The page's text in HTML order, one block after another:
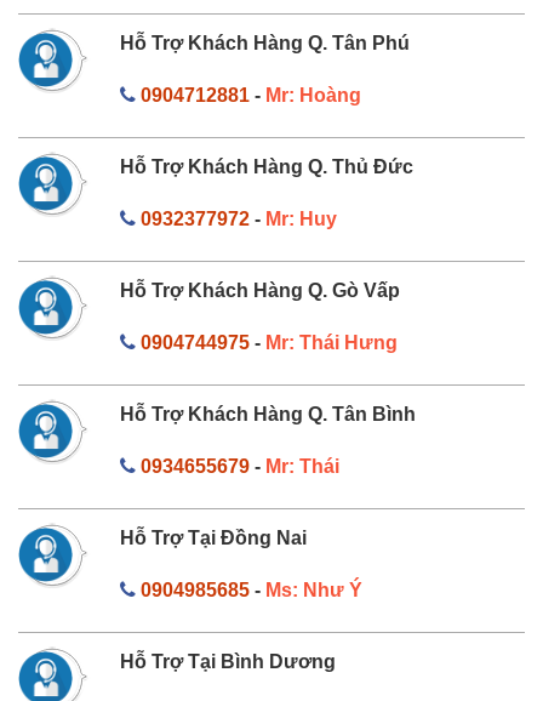
Hỗ Trợ Khách Hàng Q. Tân Phú
0904712881- Mr: Hoàng
Hỗ Trợ Khách Hàng Q. Thủ Đức
0932377972- Mr: Huy
Hỗ Trợ Khách Hàng Q. Gò Vấp
0904744975- Mr: Thái Hưng
Hỗ Trợ Khách Hàng Q. Tân Bình
0934655679- Mr: Thái
Hỗ Trợ Tại Đồng Nai
0904985685- Ms: Như Ý
Hỗ Trợ Tại Bình Dương